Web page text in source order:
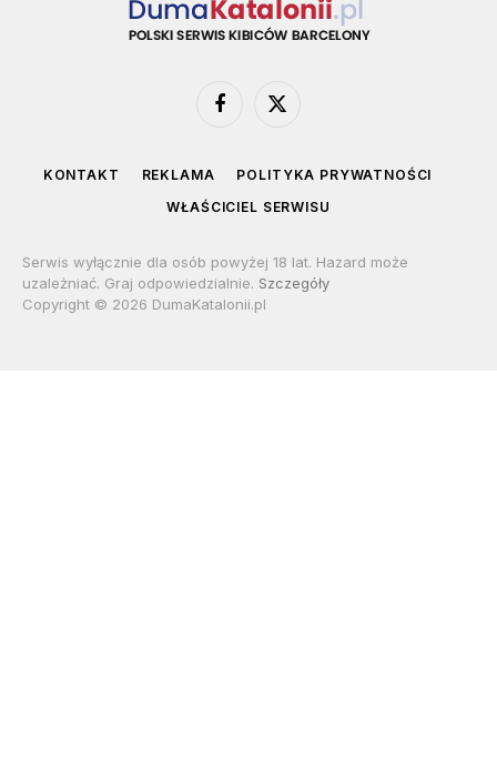
Facebook
X
KONTAKT REKLAMA
POLITYKA PRYWATNOŚCI
WŁAŚCICIEL SERWISU
Serwis wyłącznie dla osób powyżej 18 lat. Hazard może
uzależniać. Graj odpowiedzialnie. Szczegóły
Copyright © 2026 DumaKatalonii.pl